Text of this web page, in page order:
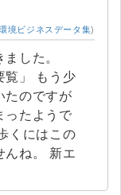
境ビジネスデータ集)
した。
覧」 もう少
たのですが
ったようで
くにはこの
んね。 新エ